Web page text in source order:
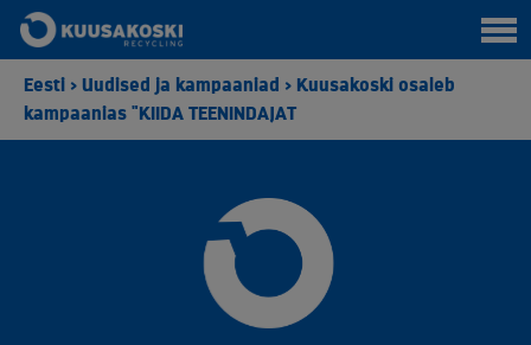
Eesti > Uudised ja kampaaniad > Kuusakoski osaleb
kampaanias "KIIDA TEENINDAJAT